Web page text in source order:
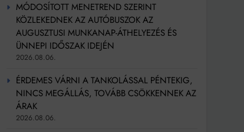
MÓDOSÍTOTT MENETREND SZERINT
KÖZLEKEDNEK AZ AUTÓBUSZOK AZ
AUGUSZTUSI MUNKANAP-ÁTHELYEZÉS ÉS
ÜNNEPI IDŐSZAK IDEJÉN
2026.08.06.
ÉRDEMES VÁRNI A TANKOLÁSSAL PÉNTEKIG,
NINCS MEGÁLLÁS, TOVÁBB CSÖKKENNEK AZ
ÁRAK
2026.08.06.